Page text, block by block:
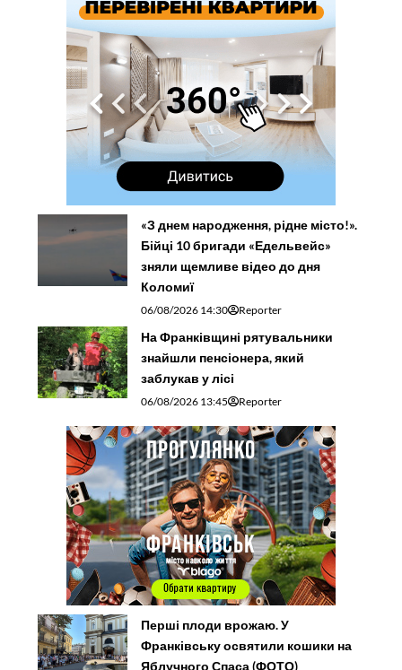
«З днем народження, рідне місто!».
Бійці 10 бригади «Едельвейс»
зняли щемливе відео до дня
Коломиї
06/08/2026 14:30 Reporter
На Франківщині рятувальники
знайшли пенсіонера, який
заблукав у лісі
06/08/2026 13:45 Reporter
Перші плоди врожаю. У
Франківську освятили кошики на
Яблучного Спаса (ФОТО)